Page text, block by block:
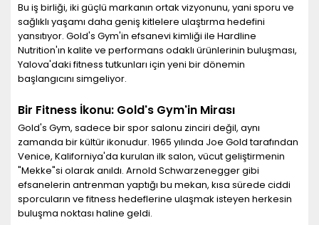
Bu iş birliği, iki güçlü markanın ortak vizyonunu, yani sporu ve
sağlıklı yaşamı daha geniş kitlelere ulaştırma hedefini
yansıtıyor. Gold's Gym'in efsanevi kimliği ile Hardline
Nutrition'ın kalite ve performans odaklı ürünlerinin buluşması,
Yalova'daki fitness tutkunları için yeni bir dönemin
başlangıcını simgeliyor.
Bir Fitness İkonu: Gold's Gym'in Mirası
Gold's Gym, sadece bir spor salonu zinciri değil, aynı
zamanda bir kültür ikonudur. 1965 yılında Joe Gold tarafından
Venice, Kaliforniya'da kurulan ilk salon, vücut geliştirmenin
"Mekke"si olarak anıldı. Arnold Schwarzenegger gibi
efsanelerin antrenman yaptığı bu mekan, kısa sürede ciddi
sporcuların ve fitness hedeflerine ulaşmak isteyen herkesin
buluşma noktası haline geldi.